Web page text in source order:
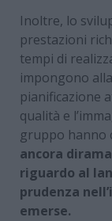
Inoltre, lo
prestazioni
tempi di
impongono
pianificazione
qualità e
gruppo hanno
ancora
riguardo al
prudenza
emerse.